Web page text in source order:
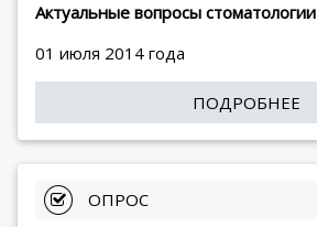
Актуальные вопросы стоматологии
01 июля 2014 года
ПОДРОБНЕЕ
ОПРОС